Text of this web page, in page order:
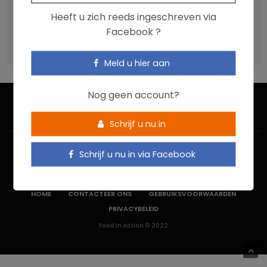
aanbevelingen?
aandachtspunt zijn?
Heeft u zich reeds ingeschreven via
Facebook ?
Meld u hier aan
Nog geen account?
Schrijf u nu in
Schrijf u nu in via Facebook
HOME CONTACTEER ONS
GEBRUIKSVOORWAARDEN
PRIVACYBELEID
Food In Action © 2022